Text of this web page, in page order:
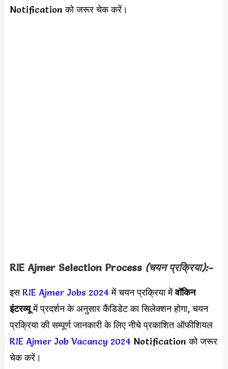
Notification को जरूर चेक करें।
RIE Ajmer Selection Process (चयन प्रक्रिया):-
इस RIE Ajmer Jobs 2024 में चयन प्रक्रिया मेंवॉकिन
इंटरव्यूमें प्रदर्शन के अनुसार कैंडिडेट का सिलेक्शन होगा, चयन
प्रक्रिया की सम्पूर्ण जानकारी के लिए नीचे प्रकाशित ऑफीशियल
RIE Ajmer Job Vacancy 2024 Notification को जरूर
चेक करें।